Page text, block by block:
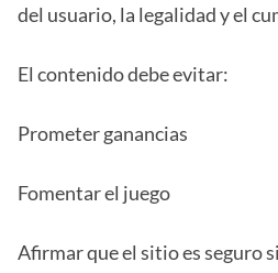
del usuario, la legalidad y el
El contenido debe evitar:
Prometer ganancias
Fomentar el juego
Afirmar que el sitio es seguro